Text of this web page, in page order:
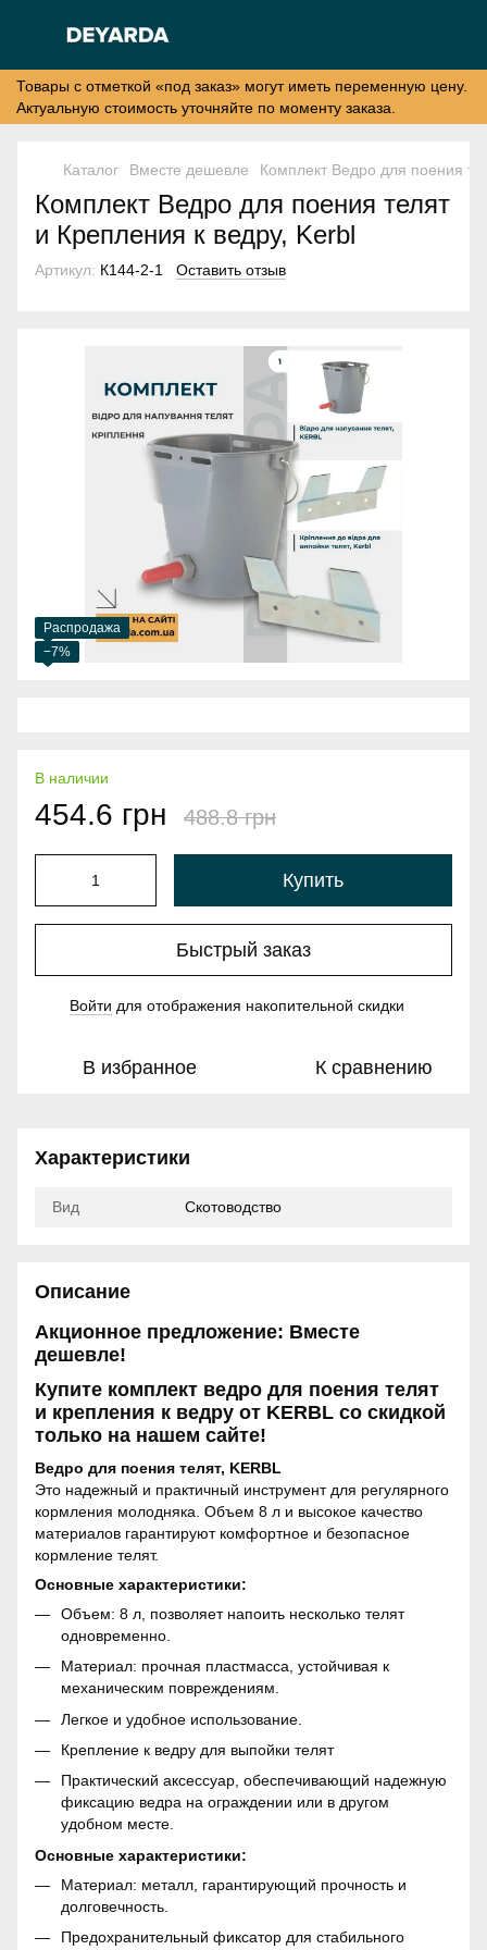
Товары с отметкой «под заказ» могут иметь переменную цену.
Актуальную стоимость уточняйте по моменту заказа.
Каталог Вместе дешевле Комплект Ведро для поения
Комплект Ведро для поения телят
и Крепления к ведру, Kerbl
Артикул: К144-2-1 Оставить отзыв
Распродажа
−7%
В наличии
454.6 грн 488.8 грн
Купить
Быстрый заказ
Войти для отображения накопительной скидки
В избранное К сравнению
Характеристики
Вид Скотоводство
Описание
Акционное предложение: Вместе
дешевле!
Купите комплект ведро для поения телят
и крепления к ведру от KERBL со скидкой
только на нашем сайте!
Ведро для поения телят, KERBL
Это надежный и практичный инструмент для регулярного
кормления молодняка. Объем 8 л и высокое качество
материалов гарантируют комфортное и безопасное
кормление телят.
Основные характеристики:
Объем: 8 л, позволяет напоить несколько телят
одновременно.
Материал: прочная пластмасса, устойчивая к
механическим повреждениям.
Легкое и удобное использование.
Крепление к ведру для выпойки телят
Практический аксессуар, обеспечивающий надежную
фиксацию ведра на ограждении или в другом
удобном месте.
Основные характеристики:
Материал: металл, гарантирующий прочность и
долговечность.
Предохранительный фиксатор для стабильного